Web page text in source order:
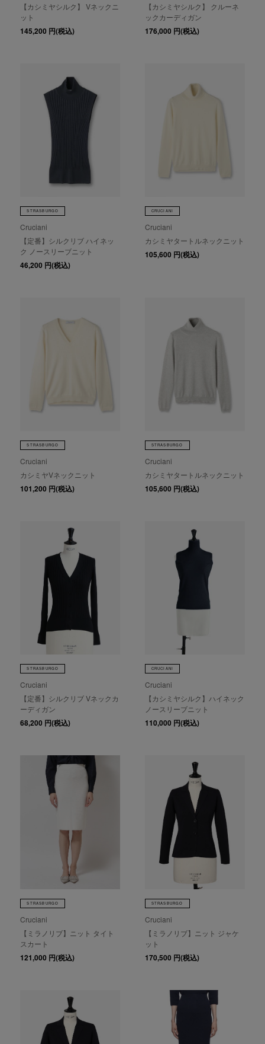
【カシミヤシルク】 Vネックニ
ット
145,200 円(税込)
【カシミヤシルク】 クルーネ
ックカーディガン
176,000 円(税込)
STRASBURGO
Cruciani
【定番】シルクリブ ハイネッ
ク ノースリーブニット
46,200 円(税込)
CRUCIANI
Cruciani
カシミヤタートルネックニット
105,600 円(税込)
STRASBURGO
Cruciani
カシミヤVネックニット
101,200 円(税込)
STRASBURGO
Cruciani
カシミヤタートルネックニット
105,600 円(税込)
STRASBURGO
Cruciani
【定番】シルクリブ Vネックカ
ーディガン
68,200 円(税込)
CRUCIANI
Cruciani
【カシミヤシルク】ハイネック
ノースリーブニット
110,000 円(税込)
STRASBURGO
Cruciani
【ミラノリブ】ニット タイト
スカート
121,000 円(税込)
STRASBURGO
Cruciani
【ミラノリブ】ニット ジャケ
ット
170,500 円(税込)